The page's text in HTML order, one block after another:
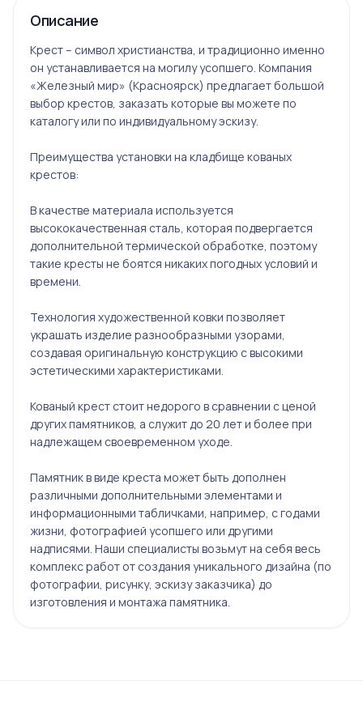
Описание
Крест – символ христианства, и традиционно именно
он устанавливается на могилу усопшего. Компания
«Железный мир» (Красноярск) предлагает большой
выбор крестов, заказать которые вы можете по
каталогу или по индивидуальному эскизу.
Преимущества установки на кладбище кованых
крестов:
В качестве материала используется
высококачественная сталь, которая подвергается
дополнительной термической обработке, поэтому
такие кресты не боятся никаких погодных условий и
времени.
Технология художественной ковки позволяет
украшать изделие разнообразными узорами,
создавая оригинальную конструкцию с высокими
эстетическими характеристиками.
Кованый крест стоит недорого в сравнении с ценой
других памятников, а служит до 20 лет и более при
надлежащем своевременном уходе.
Памятник в виде креста может быть дополнен
различными дополнительными элементами и
информационными табличками, например, с годами
жизни, фотографией усопшего или другими
надписями. Наши специалисты возьмут на себя весь
комплекс работ от создания уникального дизайна (по
фотографии, рисунку, эскизу заказчика) до
изготовления и монтажа памятника.